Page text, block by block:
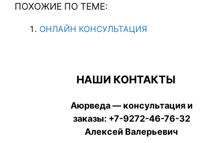
ПОХОЖИЕ ПО ТЕМЕ:
ОНЛАЙН КОНСУЛЬТАЦИЯ
НАШИ КОНТАКТЫ
Аюрведа — консультация и
заказы: +7-9272-46-76-32
Алексей Валерьевич